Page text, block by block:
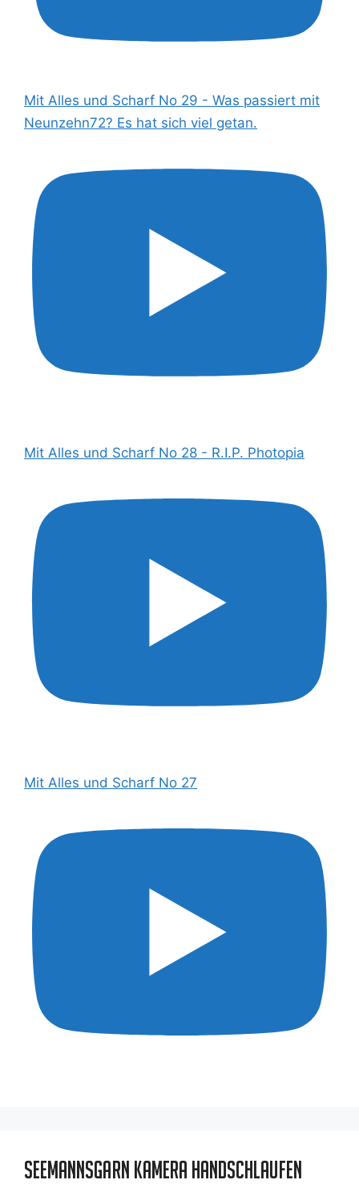
Mit Alles und Scharf No 29 - Was passiert mit
Neunzehn72? Es hat sich viel getan.
Mit Alles und Scharf No 28 - R.I.P. Photopia
Mit Alles und Scharf No 27
Seemannsgarn Kamera Handschlaufen